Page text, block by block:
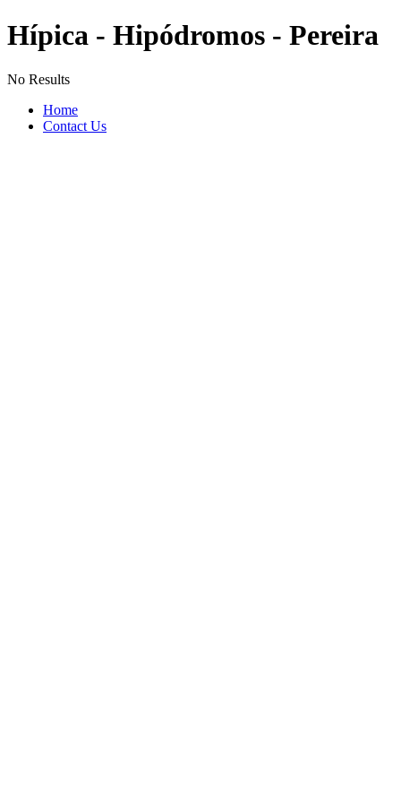
Hípica - Hipódromos - Pereira
No Results
Home
Contact Us